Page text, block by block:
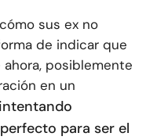
sus ex no
de indicar que
posiblemente
en un
para ser el